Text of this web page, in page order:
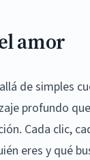
amor
de simples
profundo
Cada clic,
eres y qué